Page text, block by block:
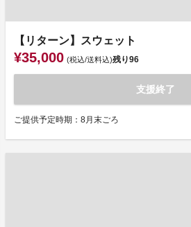
【リターン】スウェット
¥35,000 (税込/送料込)残り96
支援終了
ご提供予定時期：8月末ごろ